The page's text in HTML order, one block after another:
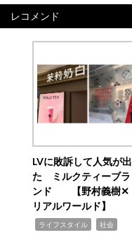
レコメンド
LVに敗訴して人気が出
た ミルクティーブラ
ンド 【野村義樹✕
リアルワールド】
ライフスタイル 社会